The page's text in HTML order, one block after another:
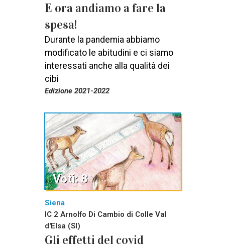
E ora andiamo a fare la
spesa!
Durante la pandemia abbiamo
modificato le abitudini e ci siamo
interessati anche alla qualità dei
cibi
Edizione 2021-2022
Siena
IC 2 Arnolfo Di Cambio di Colle Val
d'Elsa (SI)
Gli effetti del covid
Voti: 8